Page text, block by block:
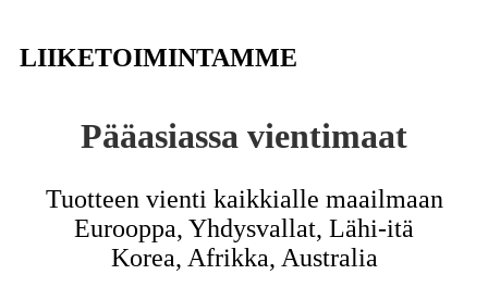
LIIKETOIMINTAMME
Pääasiassa vientimaat
Tuotteen vienti kaikkialle maailmaan
Eurooppa, Yhdysvallat, Lähi-itä
Korea, Afrikka, Australia